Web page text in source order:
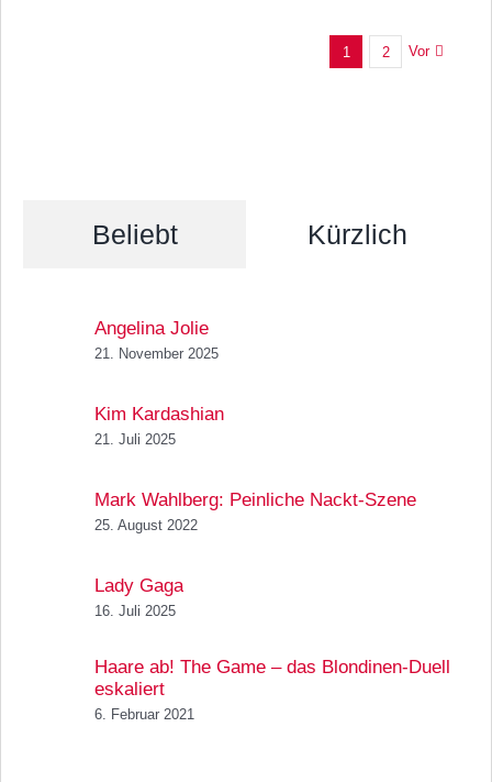
1 2 Vor
Beliebt Kürzlich
Angelina Jolie
21. November 2025
Kim Kardashian
21. Juli 2025
Mark Wahlberg: Peinliche Nackt-Szene
25. August 2022
Lady Gaga
16. Juli 2025
Haare ab! The Game – das Blondinen-Duell
eskaliert
6. Februar 2021